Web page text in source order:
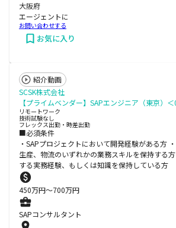
大阪府
エージェントに
お問い合わせする
お気に入り
紹介動画
SCSK株式会社
【プライムベンダー】SAPエンジニア（東京）
リモートワーク
技術試験なし
フレックス出勤・時差出勤
■必須条件
・SAPプロジェクトにおいて開発経験がある方
生産、物流のいずれかの業務スキルを保持する
する実務経験、もしくは知識を保持している方
450万円〜700万円
SAPコンサルタント